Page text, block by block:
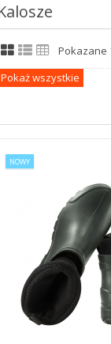
Pokazane
Pokaż wszystkie
NOWY